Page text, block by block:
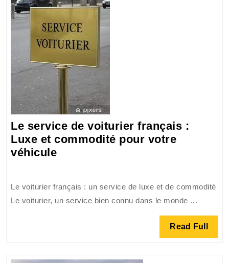
Le service de voiturier français :
Luxe et commodité pour votre
véhiculeLe
voiturier
français
commodité
Le voiturier français : un service de luxe et de commodité
Le voiturier, un service bien connu dans le monde ...
Read Full Read
Full